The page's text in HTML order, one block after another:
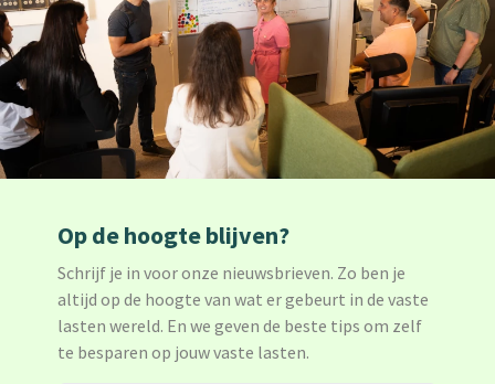
Op de hoogte blijven?
Schrijf je in voor onze nieuwsbrieven. Zo ben je
altijd op de hoogte van wat er gebeurt in de vaste
lasten wereld. En we geven de beste tips om zelf
te besparen op jouw vaste lasten.